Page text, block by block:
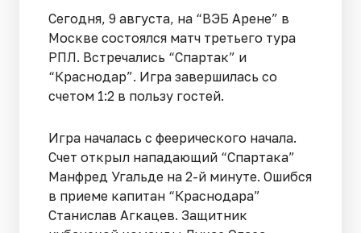
Сегодня, 9 августа, на “ВЭБ Арене” в
Москве состоялся матч третьего тура
РПЛ. Встречались “Спартак” и
“Краснодар”. Игра завершилась со
счетом 1:2 в пользу гостей.
Игра началась с феерического начала.
Счет открыл нападающий “Спартака”
Манфред Угальде на 2-й минуте. Ошибся
в приеме капитан “Краснодара”
Станислав Агкацев. Защитник